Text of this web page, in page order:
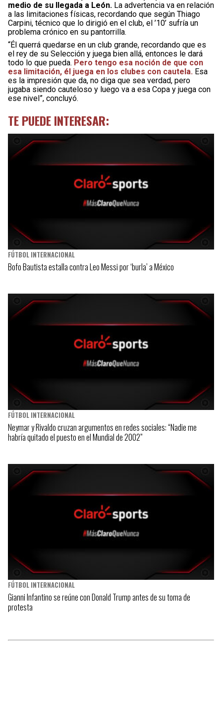
medio de su llegada a León. La advertencia va en relación
a las limitaciones físicas, recordando que según Thiago
Carpini, técnico que lo dirigió en el club, el ’10’ sufría un
problema crónico en su pantorrilla.
“Él querrá quedarse en un club grande, recordando que es
el rey de su Selección y juega bien allá, entonces le dará
todo lo que pueda. Pero tengo esa noción de que con
esa limitación, él juega en los clubes con cautela. Esa
es la impresión que da, no diga que sea verdad, pero
jugaba siendo cauteloso y luego va a esa Copa y juega con
ese nivel”, concluyó.
TE PUEDE INTERESAR:
FÚTBOL INTERNACIONAL
Bofo Bautista estalla contra Leo Messi por ‘burla’ a México
FÚTBOL INTERNACIONAL
Neymar y Rivaldo cruzan argumentos en redes sociales: “Nadie me
habría quitado el puesto en el Mundial de 2002”
FÚTBOL INTERNACIONAL
Gianni Infantino se reúne con Donald Trump antes de su toma de
protesta